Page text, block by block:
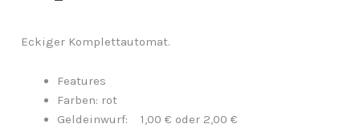
Eckiger Komplettautomat.
Features
Farben: rot
Geldeinwurf: 1,00 € oder 2,00 €